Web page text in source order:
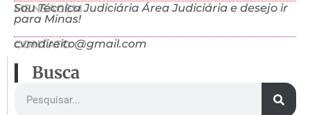
MENSAGEM
Sou Técnica Judiciária Área Judiciária e desejo ir
para Minas!
CONTATO
cvmdireito@gmail.com
Busca